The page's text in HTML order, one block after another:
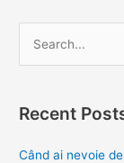
rRecent
Când ai nevoie